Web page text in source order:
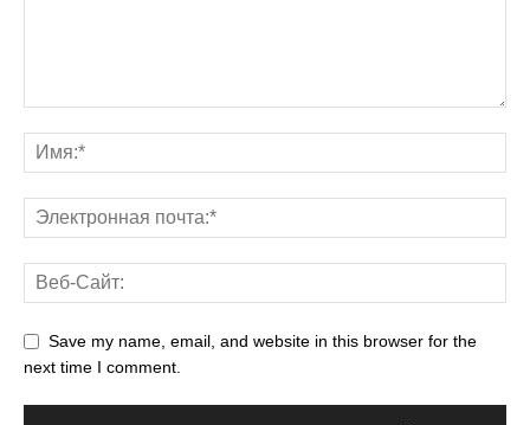
Save my name, email, and website in this browser for the
next time I comment.